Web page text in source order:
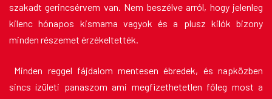
szakadt gerincsérvem van. Nem beszélve arról, hogy jelenleg
kilenc hónapos kismama vagyok és a plusz kilók bizony
minden részemet érzékeltették.
Minden reggel fájdalom mentesen ébredek, és napközben
sincs ízületi panaszom ami megfizethetetlen főleg most a